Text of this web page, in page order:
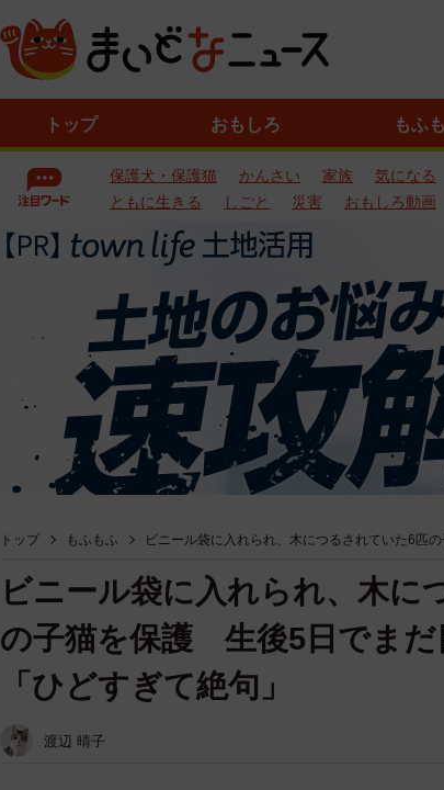
トップ おもしろ もふ
保護犬・保護猫 かんさい 家族 気になる
ともに生きる
しごと 災害 おもしろ動画
トップ もふもふ ビニール袋に入れられ、木につるされていた6匹
ビニール袋に入れられ、木に
の子猫を保護 生後5日でまだ
「ひどすぎて絶句」
渡辺 晴子